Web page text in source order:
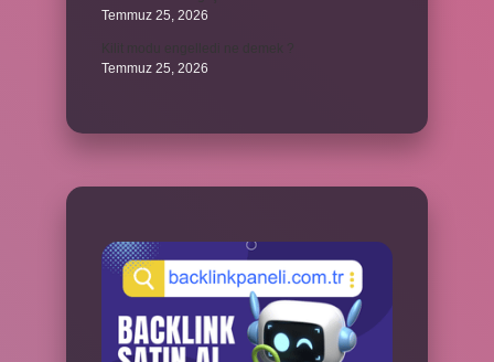
Temmuz 25, 2026
Temmuz 25, 2026